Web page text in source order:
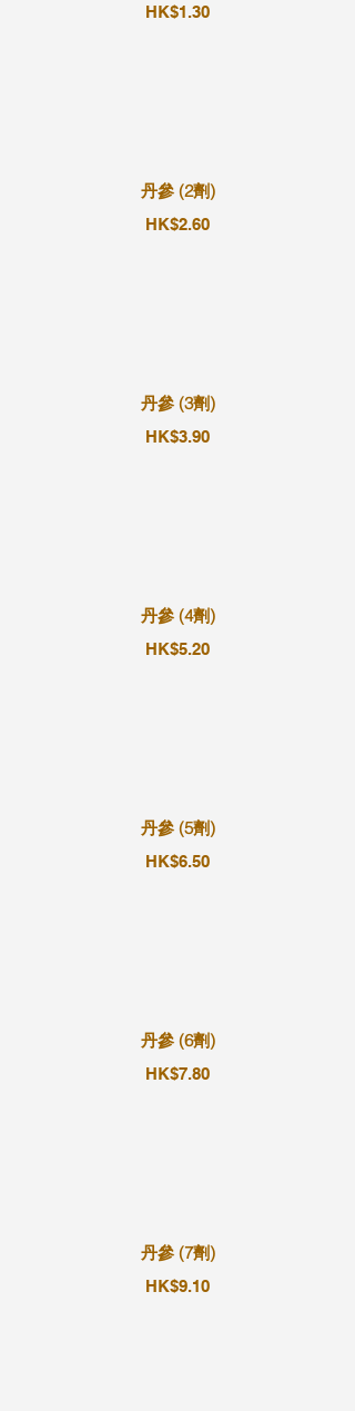
HK$1.30
丹參 (2劑)
HK$2.60
丹參 (3劑)
HK$3.90
丹參 (4劑)
HK$5.20
丹參 (5劑)
HK$6.50
丹參 (6劑)
HK$7.80
丹參 (7劑)
HK$9.10